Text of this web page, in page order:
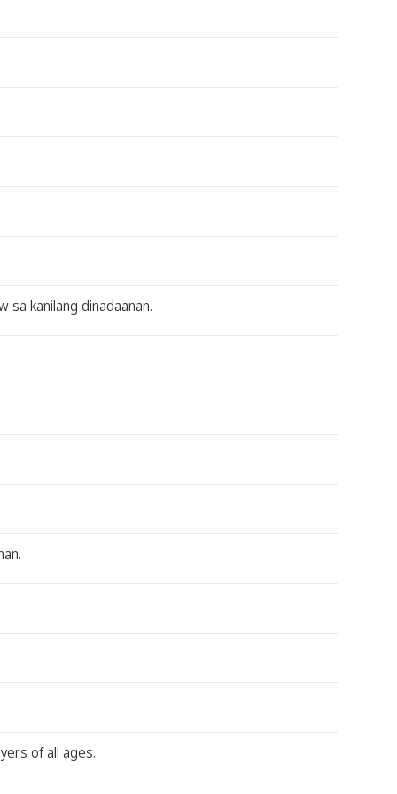
sa kanilang dinadaanan.
of all ages.